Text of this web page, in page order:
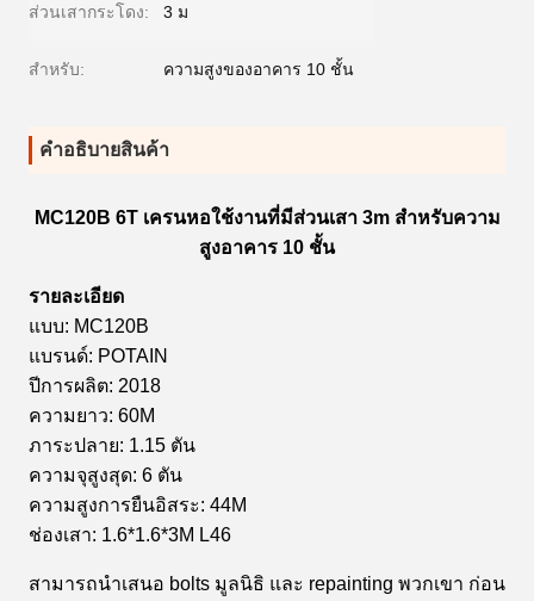
ส่วนเสากระโดง: 3 ม
สำหรับ: ความสูงของอาคาร 10 ชั้น
คําอธิบายสินค้า
MC120B 6T เครนหอใช้งานที่มีส่วนเสา 3m สําหรับความ
สูงอาคาร 10 ชั้น
รายละเอียด
แบบ: MC120B
แบรนด์: POTAIN
ปีการผลิต: 2018
ความยาว: 60M
ภาระปลาย: 1.15 ตัน
ความจุสูงสุด: 6 ตัน
ความสูงการยืนอิสระ: 44M
ช่องเสา: 1.6*1.6*3M L46
สามารถนําเสนอ bolts มูลนิธิ และ repainting พวกเขา ก่อน